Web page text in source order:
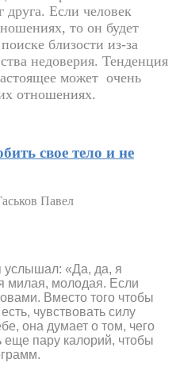
друга. Если человек
то он будет
близости из-за
недоверия. Тенденция
может очень
отношениях.
свое тело и не
Павел
услышал: «Да, да, я
милая, молодая. Если
Вместо того чтобы
чувствовать силу
она думает о том, чего
еще пару калорий, чтобы